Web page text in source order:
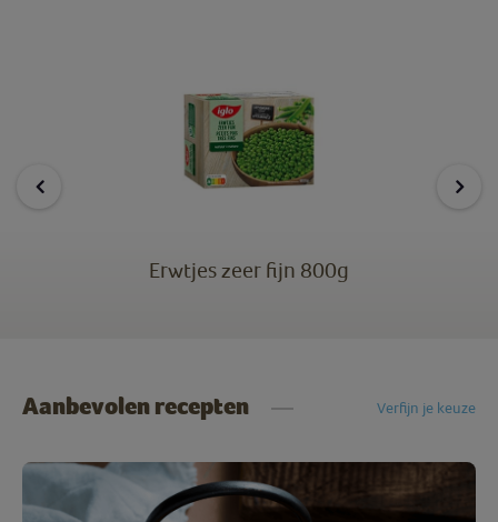
Erwtjes zeer fijn 800g
Aanbevolen recepten Verfijn je keuze